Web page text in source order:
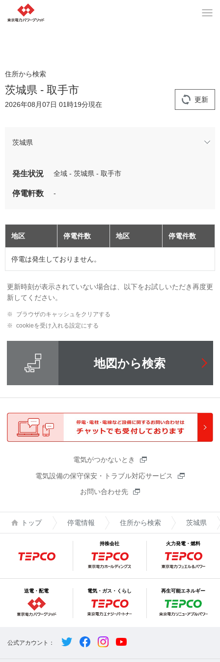
トップ 停電情報 住所から検索 茨城県
住所から検索
茨城県 - 取手市
2026年08月07日 01時19分現在
更新
茨城県
発生状況 全域 - 茨城県 - 取手市
停電軒数 -
地区 停電件数 地区 停電件数
停電は発生しておりません。
更新時刻が表示されていない場合は、以下をお試しいただき再度更
新してください。
※
ブラウザのキャッシュをクリアする
※ cookieを受け入れる設定にする
地図から検索
電気がつかないとき
電気設備の保守保安・トラブル対応サービス
お問い合わせ先
持株会社 火力発電・燃料
送電・配電 電気・ガス・くらし 再生可能エネルギー
公式アカウント：